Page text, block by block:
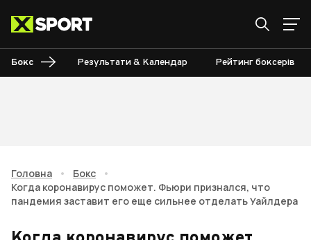
Бокс Результати & Календар Рейтинг боксерів
Головна • Бокс
•
Когда коронавирус поможет. Фьюри признался, что
пандемия заставит его еще сильнее отделать Уайлдера